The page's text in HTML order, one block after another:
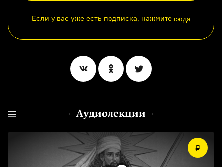
Если у вас уже есть подписка, нажмите сюда
Аудиолекции